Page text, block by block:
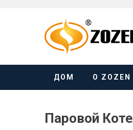
ДОМ О ZOZEN
Паровой